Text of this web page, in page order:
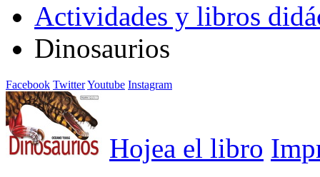
Actividades y libros
Dinosaurios
Facebook TwitterYoutube Instagram
Hojea el libro